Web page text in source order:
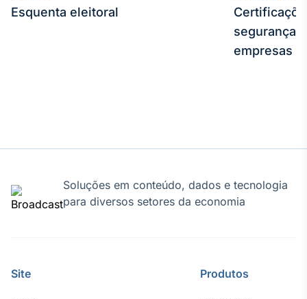
Soluções de
A melhor
plataforma para
Esquenta eleitoral
segurança
empresas
Soluções em conteúdo, dados e tecnologia
para diversos setores da economia
Site Produtos